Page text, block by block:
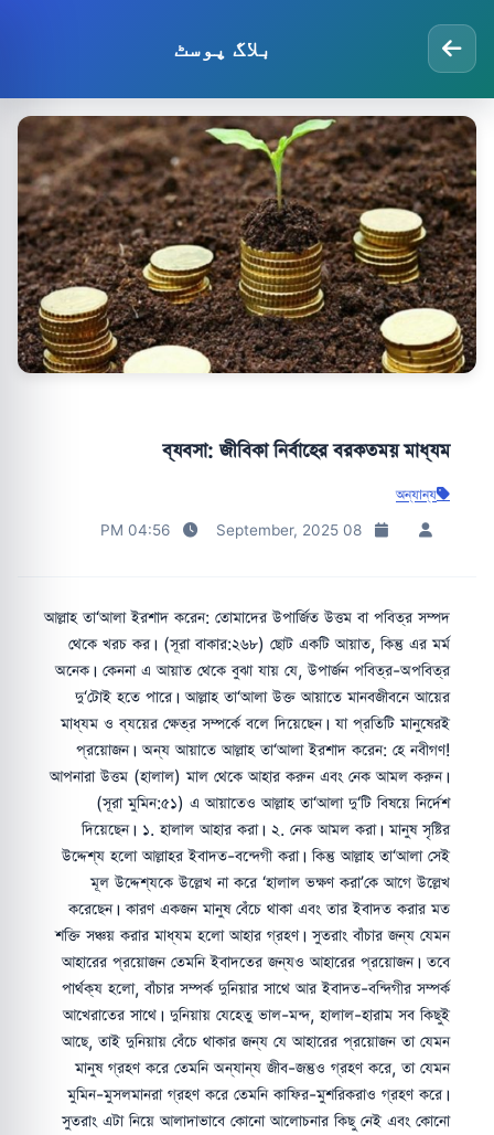
بلاگ پوسٹ
ব্যবসা: জীবিকা নির্বাহের বরকতময় মাধ্যম
অন্যান্য
08 September, 2025
04:56 PM
আল্লাহ তা‘আলা ইরশাদ করেন: তোমাদের উপার্জিত উত্তম বা পবিত্র সম্পদ
থেকে খরচ কর। (সূরা বাকার:২৬৮) ছোট একটি আয়াত, কিন্তু এর মর্ম
অনেক। কেননা এ আয়াত থেকে বুঝা যায় যে, উপার্জন পবিত্র-অপবিত্র
দু‘টোই হতে পারে। আল্লাহ তা‘আলা উক্ত আয়াতে মানবজীবনে আয়ের
মাধ্যম ও ব্যয়ের ক্ষেত্র সম্পর্কে বলে দিয়েছেন। যা প্রতিটি মানুষেরই
প্রয়োজন। অন্য আয়াতে আল্লাহ তা‘আলা ইরশাদ করেন: হে নবীগণ!
আপনারা উত্তম (হালাল) মাল থেকে আহার করুন এবং নেক আমল করুন।
(সূরা মুমিন:৫১) এ আয়াতেও আল্লাহ তা‘আলা দু‘টি বিষয়ে নির্দেশ
দিয়েছেন। ১. হালাল আহার করা। ২. নেক আমল করা। মানুষ সৃষ্টির
উদ্দেশ্য হলো আল্লাহর ইবাদত-বন্দেগী করা। কিন্তু আল্লাহ তা‘আলা সেই
মূল উদ্দেশ্যকে উল্লেখ না করে ‘হালাল ভক্ষণ করা’কে আগে উল্লেখ
করেছেন। কারণ একজন মানুষ বেঁচে থাকা এবং তার ইবাদত করার মত
শক্তি সঞ্চয় করার মাধ্যম হলো আহার গ্রহণ। সুতরাং বাঁচার জন্য যেমন
আহারের প্রয়োজন তেমনি ইবাদতের জন্যও আহারের প্রয়োজন। তবে
পার্থক্য হলো, বাঁচার সম্পর্ক দুনিয়ার সাথে আর ইবাদত-বন্দিগীর সম্পর্ক
আখেরাতের সাথে। দুনিয়ায় যেহেতু ভাল-মন্দ, হালাল-হারাম সব কিছুই
আছে, তাই দুনিয়ায় বেঁচে থাকার জন্য যে আহারের প্রয়োজন তা যেমন
মানুষ গ্রহণ করে তেমনি অন্যান্য জীব-জন্তুও গ্রহণ করে, তা যেমন
মুমিন-মুসলমানরা গ্রহণ করে তেমনি কাফির-মুশরিকরাও গ্রহণ করে।
সুতরাং এটা নিয়ে আলাদাভাবে কোনো আলোচনার কিছু নেই এবং কোনো